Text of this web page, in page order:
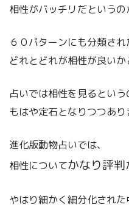
相性がバッチリだというの
６０パターンにも分類され
どれとどれが相性が良いか
占いでは相性を見るという
もはや定石となりつつあり
進化版動物占いでは、
相性についてかなり評判
やはり細かく細分化された